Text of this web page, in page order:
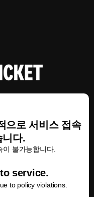
으로 서비스 접속
니다.
불가능합니다.
service.
to policy violations.